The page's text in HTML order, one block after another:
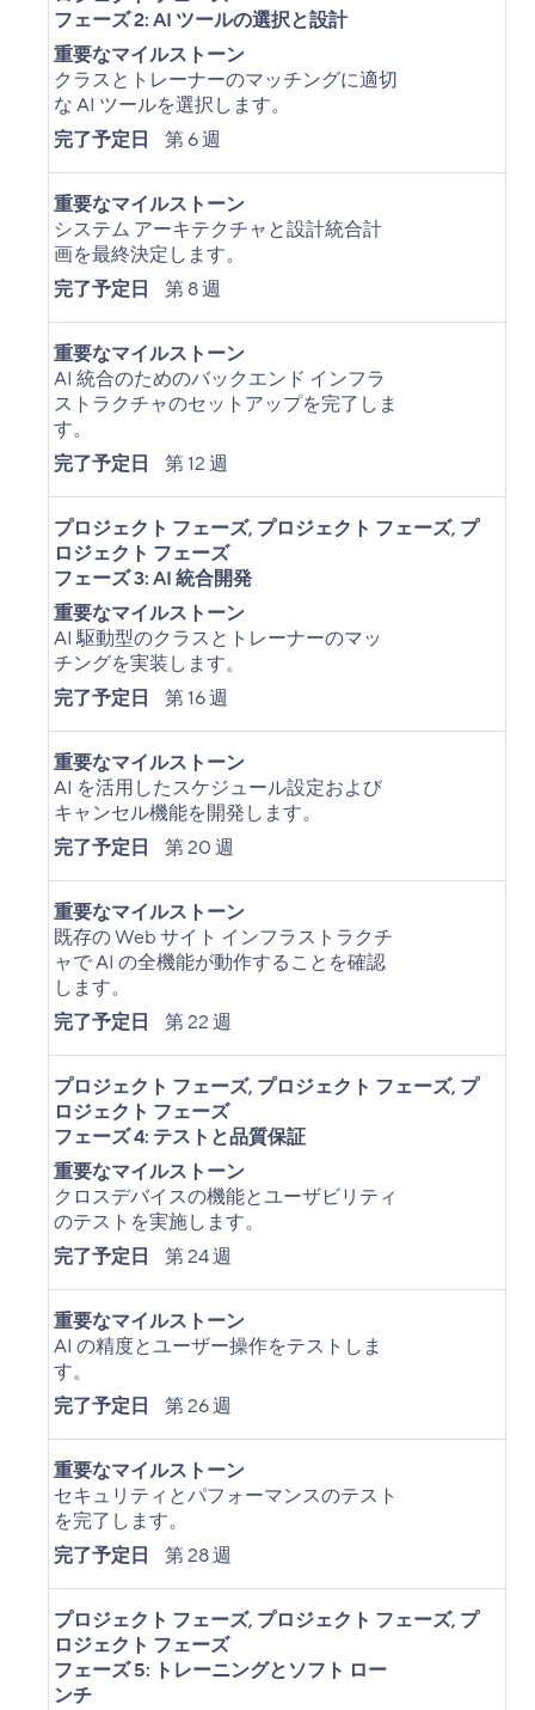
フェーズ 2: AI ツールの選択と設計
重要なマイルストーン
クラスとトレーナーのマッチングに適切
な AI ツールを選択します。
完了予定日
第 6 週
重要なマイルストーン
システム アーキテクチャと設計統合計
画を最終決定します。
完了予定日
第 8 週
重要なマイルストーン
AI 統合のためのバックエンド インフラ
ストラクチャのセットアップを完了しま
す。
完了予定日
第 12 週
プロジェクト フェーズ, プロジェクト フェーズ, プ
ロジェクト フェーズ
フェーズ 3: AI 統合開発
重要なマイルストーン
AI 駆動型のクラスとトレーナーのマッ
チングを実装します。
完了予定日
第 16 週
重要なマイルストーン
AI を活用したスケジュール設定および
キャンセル機能を開発します。
完了予定日
第 20 週
重要なマイルストーン
既存の Web サイト インフラストラクチ
ャで AI の全機能が動作することを確認
します。
完了予定日
第 22 週
プロジェクト フェーズ, プロジェクト フェーズ, プ
ロジェクト フェーズ
フェーズ 4: テストと品質保証
重要なマイルストーン
クロスデバイスの機能とユーザビリティ
のテストを実施します。
完了予定日
第 24 週
重要なマイルストーン
AI の精度とユーザー操作をテストしま
す。
完了予定日
第 26 週
重要なマイルストーン
セキュリティとパフォーマンスのテスト
を完了します。
完了予定日
第 28 週
プロジェクト フェーズ, プロジェクト フェーズ, プ
ロジェクト フェーズ
フェーズ 5: トレーニングとソフト ロー
ンチ